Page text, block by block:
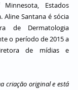
Estados
Aline Santana é sócia
de Dermatologia
o período de 2015 a
de mídias e
criação original e está